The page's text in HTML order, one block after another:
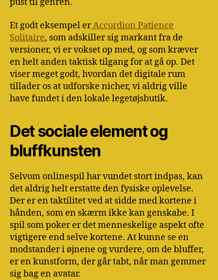
pust til genren.
Et godt eksempel erAccordion Patience
Solitaire, som adskiller sig markant fra de
versioner, vi er vokset op med, og som kræver
en helt anden taktisk tilgang for at gå op. Det
viser meget godt, hvordan det digitale rum
tillader os at udforske nicher, vi aldrig ville
have fundet i den lokale legetøjsbutik.
Det sociale element og
bluffkunsten
Selvom onlinespil har vundet stort indpas, kan
det aldrig helt erstatte den fysiske oplevelse.
Der er en taktilitet ved at sidde med kortene i
hånden, som en skærm ikke kan genskabe. I
spil som poker er det menneskelige aspekt ofte
vigtigere end selve kortene. At kunne se en
modstander i øjnene og vurdere, om de bluffer,
er en kunstform, der går tabt, når man gemmer
sig bag en avatar.